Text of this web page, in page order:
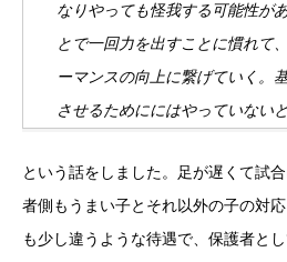
なりやっても怪我する可能性が
とで一回力を出すことに慣れて
ーマンスの向上に繋げていく。
させるためににはやっていない
という話をしました。足が遅くて試
者側もうまい子とそれ以外の子の対
も少し違うような待遇で、保護者と